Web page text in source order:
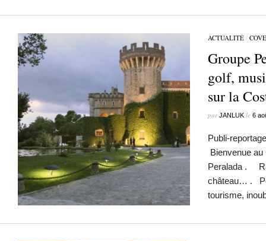
ACTUALITÉ /
Groupe
golf,
sur la
parJANLUK le 6
Publi-
Bienvenue
Peralada .
château… .
tourisme,